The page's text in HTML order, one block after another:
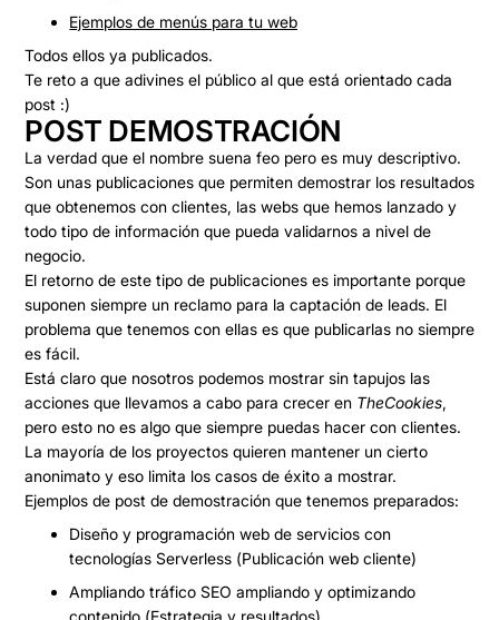
Ejemplos de menús para tu web
Todos ellos ya publicados.
Te reto a que adivines el público al que está orientado cada
post :)
POST DEMOSTRACIÓN
La verdad que el nombre suena feo pero es muy descriptivo.
Son unas publicaciones que permiten demostrar los resultados
que obtenemos con clientes, las webs que hemos lanzado y
todo tipo de información que pueda validarnos a nivel de
negocio.
El retorno de este tipo de publicaciones es importante porque
suponen siempre un reclamo para la captación de leads. El
problema que tenemos con ellas es que publicarlas no siempre
es fácil.
Está claro que nosotros podemos mostrar sin tapujos las
acciones que llevamos a cabo para crecer en TheCookies,
peroesto no es algo que siempre puedas hacer con clientes.
La mayoría de los proyectos quieren mantener un cierto
anonimato y eso limita los casos de éxito a mostrar.
Ejemplos de post de demostración que tenemos preparados:
Diseño y programación web de servicios con
tecnologías Serverless (Publicación web cliente)
Ampliando tráfico SEO ampliando y optimizando